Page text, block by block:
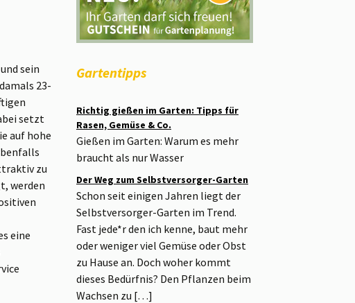
sein
23-
setzt
auf hohe
zu
werden
eine
Gartentipps
Richtig gießen im Garten: Tipps für
Rasen, Gemüse & Co.
Gießen im Garten: Warum es mehr
braucht als nur Wasser
Der Weg zum Selbstversorger-Garten
Schon seit einigen Jahren liegt der
Selbstversorger-Garten im Trend.
Fast jede*r den ich kenne, baut mehr
oder weniger viel Gemüse oder Obst
zu Hause an. Doch woher kommt
dieses Bedürfnis? Den Pflanzen beim
Wachsen zu […]